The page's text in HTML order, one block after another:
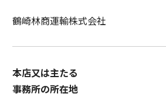
鶴崎林商運輸株式会社
本店又は主たる
事務所の所在地